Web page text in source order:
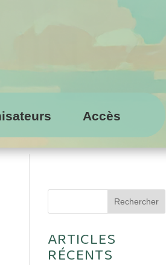
Accès
Rechercher
ARTICLES
RÉCENTS